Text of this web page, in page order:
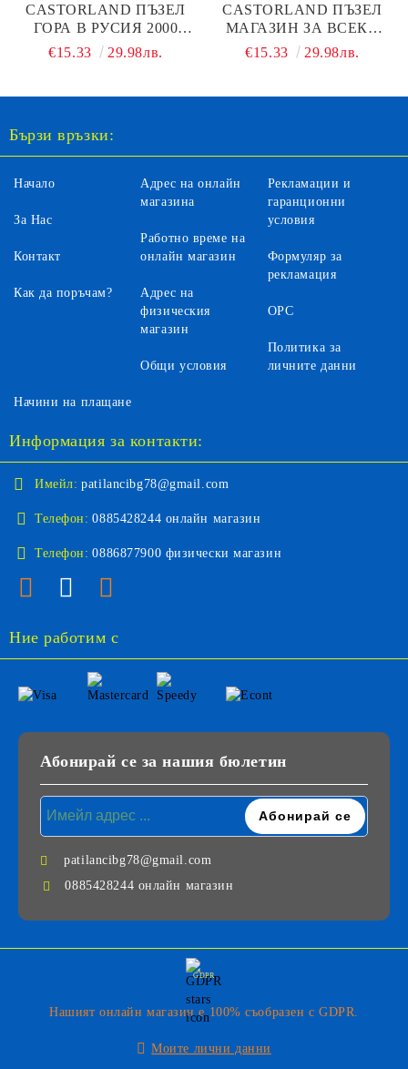
CASTORLAND ПЪЗЕЛ
ГОРА В РУСИЯ 2000
ЧАСТИ - 200764
€15.33 29.98лв.
CASTORLAND ПЪЗЕЛ
МАГАЗИН ЗА ВСЕКИ
2000 ЧАСТИ - 200771
€15.33 29.98лв.
Бързи връзки:
Начало
За Нас
Контакт
Как да поръчам?
Адрес на онлайн
магазина
Работно време на
онлайн магазин
Адрес на
физическия
магазин
Общи условия
Рекламации и
гаранционни
условия
Формуляр за
рекламация
ОРС
Политика за
личните данни
Начини на плащане
Информация за контакти:
Имейл: patilancibg78@gmail.com
Телефон: 0885428244 онлайн магазин
Телефон: 0886877900 физически магазин
Ние работим с
Абонирай се за нашия бюлетин
patilancibg78@gmail.com
0885428244 онлайн магазин
GDPR
Нашият онлайн магазин е 100% съобразен с GDPR.
Моите лични данни